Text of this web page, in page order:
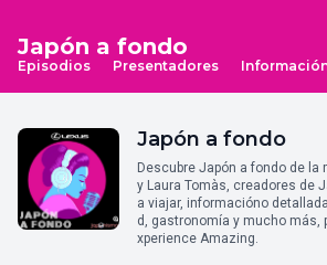
Japón a fondo
Episodios Presentadores
Japón a fondo
Descubre Japón a fondo de la
y Laura Tomàs, creadores de
a viajar, informacióno
d, gastronomía y mucho más,
xperience Amazing.